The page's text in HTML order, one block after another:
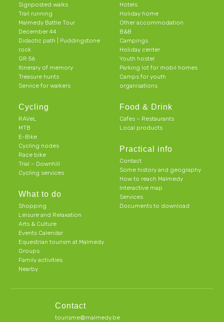
Signposted walks
Trail running
Malmedy Battle Tour
December 44
Didactic path | Puddingstone
rock
GR 56
Itinerary of memory
Treasure hunts
Service for walkers
Cycling
RAVeL
MTB
E-Bike
Cycling nodes
Race bike
Trial – Downhill
Cycling services
What to do
Shopping
Leisure and Relaxation
Arts & Culture
Events Calendar
Equestrian tourism at Malmedy
Groups
Family activities
Nearby
Hotels
Holiday home
Other accommodation
B&B
Campings
Holiday center
Youth hostel
Parking lot for mobil homes
Camps for youth
organisations
Food & Drink
Cafes – Restaurants
Local products
Practical info
Contact
Some history and geography
How to reach Malmedy
Interactive map
Services
Documents to download
Contact
tourisme@malmedy.be